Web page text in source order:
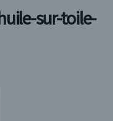
sur-toile-